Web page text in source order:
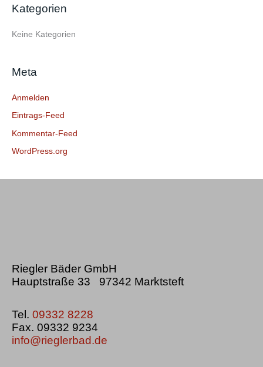
n
h
Kategorien
Keine Kategorien
Meta
Anmelden
Eintrags-Feed
Kommentar-Feed
WordPress.org
Riegler Bäder GmbH
Hauptstraße 33 97342 Marktsteft
Tel. 09332 8228
Fax. 09332 9234
info@rieglerbad.de